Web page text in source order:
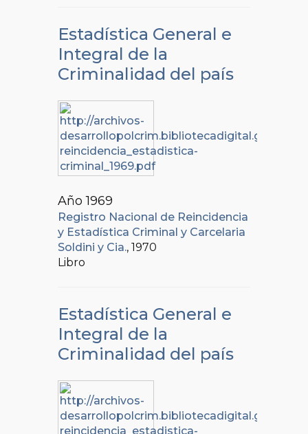
Estadística General e
Integral de la
Criminalidad del país
Año 1969
Registro Nacional de Reincidencia
y Estadística Criminal y Carcelaria
Soldini y Cia., 1970
Libro
Estadística General e
Integral de la
Criminalidad del país